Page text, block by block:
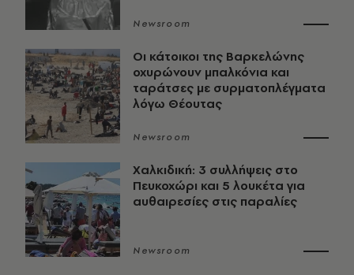
Newsroom
Οι κάτοικοι της Βαρκελώνης
οχυρώνουν μπαλκόνια και
ταράτσες με συρματοπλέγματα
λόγω Θέουτας
Newsroom
Χαλκιδική: 3 συλλήψεις στο
Πευκοχώρι και 5 λουκέτα για
αυθαιρεσίες στις παραλίες
Newsroom